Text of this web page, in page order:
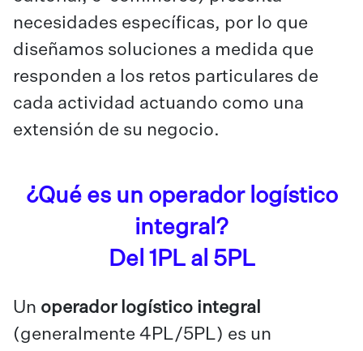
necesidades específicas, por lo que
diseñamos soluciones a medida que
responden a los retos particulares de
cada actividad actuando como una
extensión de su negocio.
¿Qué es un operador logístico
integral?
Del 1PL al 5PL
Un operador logístico integral
(generalmente 4PL/5PL) es un